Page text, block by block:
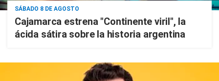
SÁBADO 8 DE AGOSTO
Cajamarca estrena "Continente viril", la
ácida sátira sobre la historia argentina